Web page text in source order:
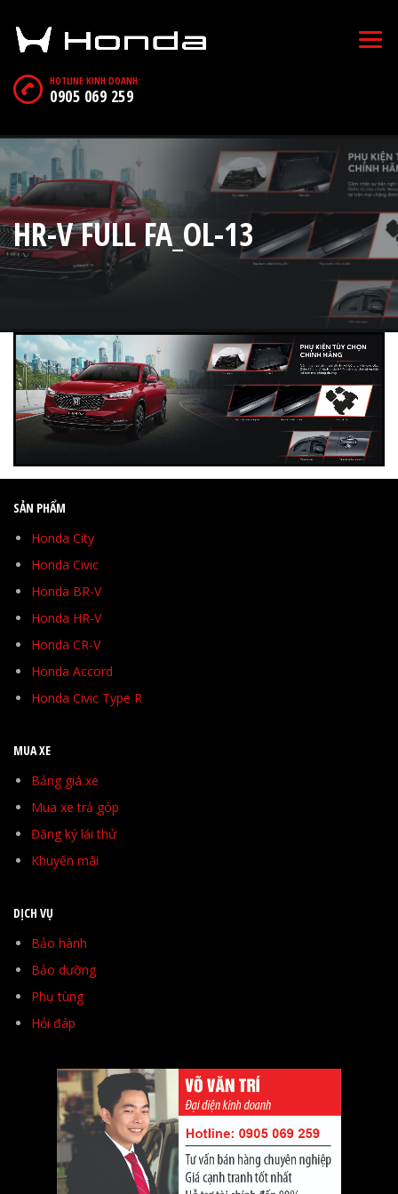
HOTLINE KINH DOANH:
0905 069 259
HR-V FULL FA_OL-13
SẢN PHẨM
Honda City
Honda Civic
Honda BR-V
Honda HR-V
Honda CR-V
Honda Accord
Honda Civic Type R
MUA XE
Bảng giá xe
Mua xe trả góp
Đăng ký lái thử
Khuyến mãi
DỊCH VỤ
Bảo hành
Bảo dưỡng
Phụ tùng
Hỏi đáp